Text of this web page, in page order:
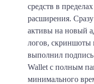
средств в пределах
расширения.
активы на новый
логов, скриншоты
выполнил подпись
Wallet с полным
минимального